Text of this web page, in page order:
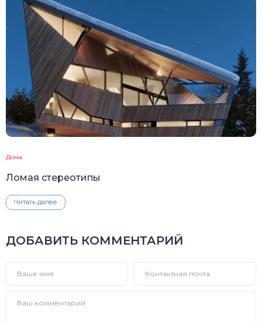
Дома
Ломая стереотипы
Читать далее
ДОБАВИТЬ КОММЕНТАРИЙ